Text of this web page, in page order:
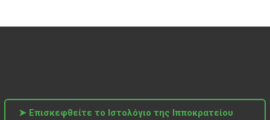
➤ Επισκεφθείτε το Ιστολόγιο της Ιπποκρατείου